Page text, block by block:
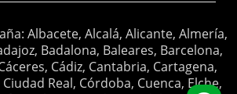
Albacete, Alcalá, Alicante, Almería,
Badalona, Baleares, Barcelona,
Cádiz, Cantabria, Cartagena,
Real, Córdoba, Cuenca, Elche,